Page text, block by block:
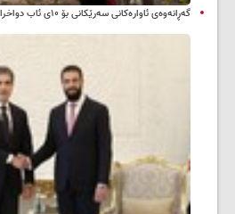
گەڕانەوەی ئاوارەکانی سەرێکانی بۆ ۱۰ی ئاب دواخراوە